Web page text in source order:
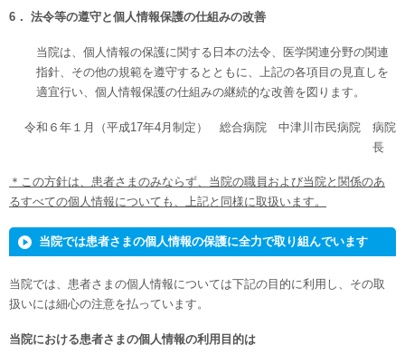
6． 法令等の遵守と個人情報保護の仕組みの改善
当院は、個人情報の保護に関する日本の法令、医学関連分野の関連
指針、その他の規範を遵守するとともに、上記の各項目の見直しを
適宜行い、個人情報保護の仕組みの継続的な改善を図ります。
令和６年１月（平成17年4月制定） 総合病院 中津川市民病院 病院
長
＊この方針は、患者さまのみならず、当院の職員および当院と関係のあ
るすべての個人情報についても、上記と同様に取扱います。
当院では患者さまの個人情報の保護に全力で取り組んでいます
当院では、患者さまの個人情報については下記の目的に利用し、その取
扱いには細心の注意を払っています。
当院における患者さまの個人情報の利用目的は